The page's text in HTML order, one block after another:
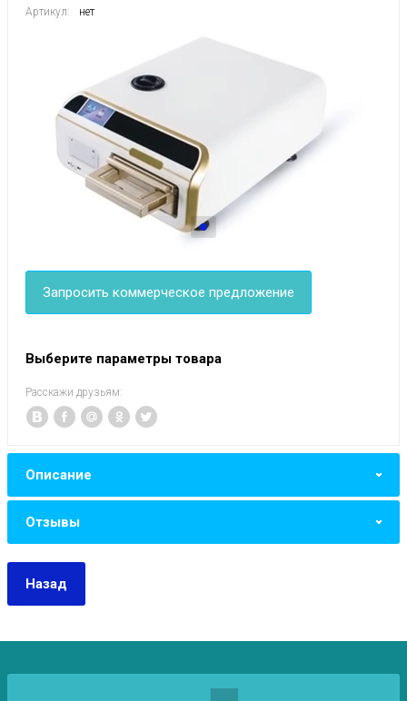
Артикул: нет
Запросить коммерческое предложение
Выберите параметры товара
Расскажи друзьям:
Описание
Отзывы
Назад